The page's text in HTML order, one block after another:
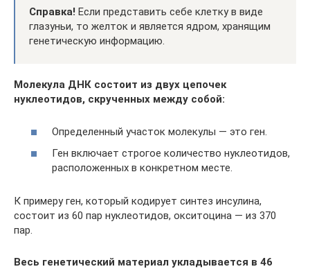
Справка! Если представить себе клетку в виде
глазуньи, то желток и является ядром, хранящим
генетическую информацию.
Молекула ДНК состоит из двух цепочек
нуклеотидов, скрученных между собой:
Определенный участок молекулы — это ген.
Ген включает строгое количество нуклеотидов,
расположенных в конкретном месте.
К примеру ген, который кодирует синтез инсулина,
состоит из 60 пар нуклеотидов, окситоцина — из 370
пар.
Весь генетический материал укладывается в 46